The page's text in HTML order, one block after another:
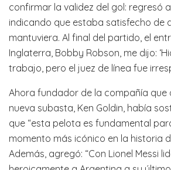
confirmar la validez del gol: regresó
indicando que estaba satisfecho de
mantuviera. Al final del partido, el
Inglaterra, Bobby Robson, me dijo:
trabajo, pero el juez de línea fue
Ahora fundador de la compañía que
nueva subasta, Ken Goldin, había
que “esta pelota es fundamental
momento más icónico en la historia
Además, agregó: “Con Lionel Messi